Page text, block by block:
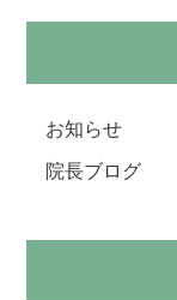
お知らせ
院長ブログ